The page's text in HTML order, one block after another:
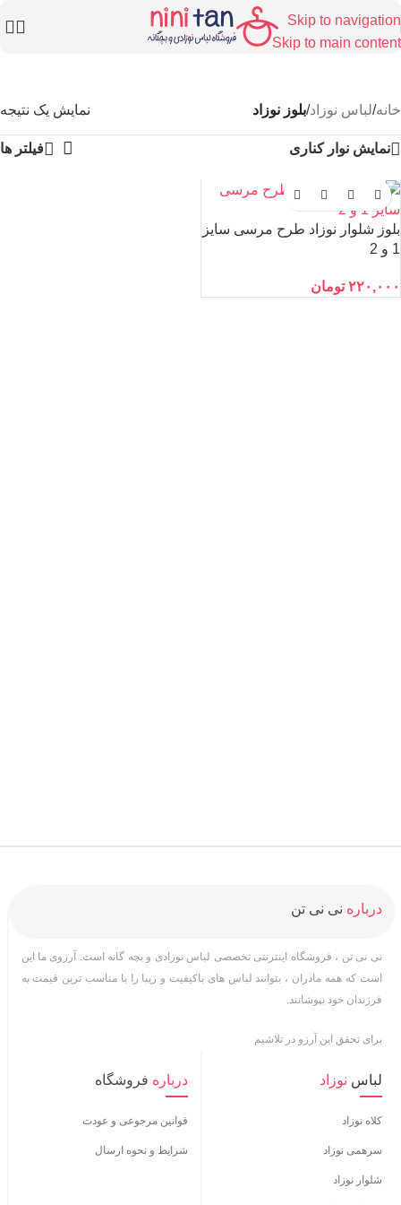
Skip to navigation
Skip to main content
خانه/لباس نوزاد/بلوز نوزاد نمایش یک نتیجه
نمایش نوار کناری فیلتر ها
بلوز شلوار نوزاد طرح مرسی سایز
1 و 2
۲۲۰,۰۰۰ تومان
درباره نی نی تن
نی نی تن ، فروشگاه اینترنتی تخصصی لباس نوزادی و بچه گانه است. آرزوی ما این
است که همه مادران ، بتوانند لباس های باکیفیت و زیبا را با مناسب ترین قیمت به
فرزندان خود بپوشانند.
برای تحقق این آرزو در تلاشیم
لباس نوزاد
کلاه نوزاد
سرهمی نوزاد
شلوار نوزاد
درباره فروشگاه
قوانین مرجوعی و عودت
شرایط و نحوه ارسال